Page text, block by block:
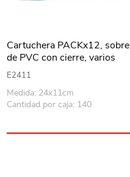
Cartuchera PACKx12, sobre
de PVC con cierre, varios
colores
E2411
Medida: 24x11cm
Cantidad por caja: 140